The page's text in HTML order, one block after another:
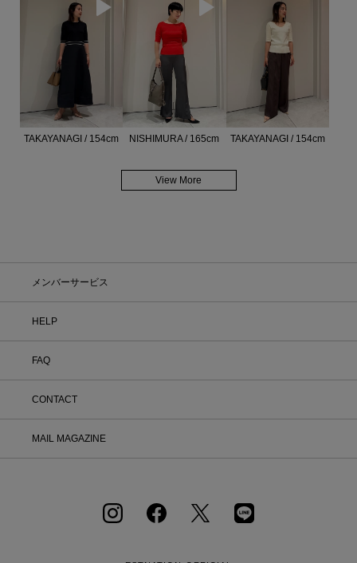
TAKAYANAGI / 154cm NISHIMURA / 165cm TAKAYANAGI / 154cm
View More
メンバーサービス
HELP
FAQ
CONTACT
MAIL MAGAZINE